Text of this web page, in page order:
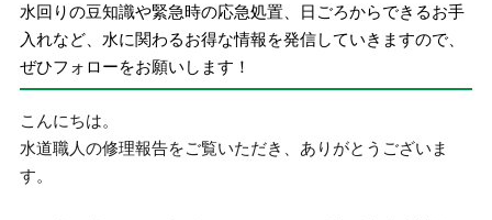
水回りの豆知識や緊急時の応急処置、日ごろからできるお手
入れなど、水に関わるお得な情報を発信していきますので、
ぜひフォローをお願いします！
こんにちは。
水道職人の修理報告をご覧いただき、ありがとうございま
す。